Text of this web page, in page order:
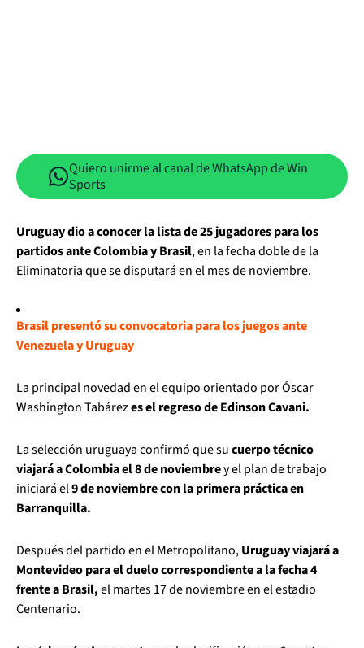
Quiero unirme al canal de WhatsApp de Win
Sports
Uruguay dio a conocer la lista de 25 jugadores para los
partidos ante Colombia y Brasil, en la fecha doble de la
Eliminatoria que se disputará en el mes de noviembre.
Brasil presentó su convocatoria para los juegos ante
Venezuela y Uruguay
La principal novedad en el equipo orientado por Óscar
Washington Tabárezes el regreso de Edinson Cavani.
La selección uruguaya confirmó que sucuerpo técnico
viajará a Colombia el 8 de noviembrey el plan de trabajo
iniciará el9 de noviembre con la primera práctica en
Barranquilla.
Después del partido en el Metropolitano,Uruguay viajará a
Montevideo para el duelo correspondiente a la fecha 4
frente a Brasil,el martes 17 de noviembre en el estadio
Centenario.